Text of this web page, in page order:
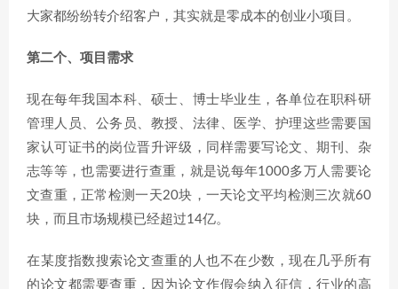
大家都纷纷转介绍客户，其实就是零成本的创业小项目。
第二个、项目需求
现在每年我国本科、硕士、博士毕业生，各单位在职科研
管理人员、公务员、教授、法律、医学、护理这些需要国
家认可证书的岗位晋升评级，同样需要写论文、期刊、杂
志等等，也需要进行查重，就是说每年1000多万人需要论
文查重，正常检测一天20块，一天论文平均检测三次就60
块，而且市场规模已经超过14亿。
在某度指数搜索论文查重的人也不在少数，现在几乎所有
的论文都需要查重，因为论文作假会纳入征信，行业的高